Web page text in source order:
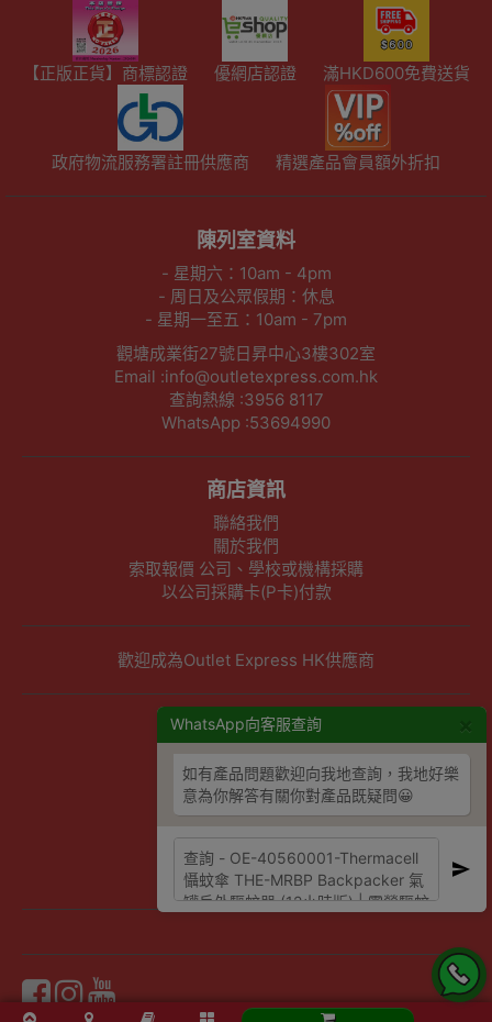
WhatsApp向客服查詢
如有產品問題歡迎向我地查詢，我地好樂
意為你解答有關你對產品既疑問😀
【正版正貨】商標認證 優網店認證 滿HKD600免費送貨
政府物流服務署註冊供應商 精選產品會員額外折扣
陳列室資料
- 星期六：10am - 4pm
- 周日及公眾假期：休息
- 星期一至五：10am - 7pm
觀塘成業街27號日昇中心3樓302室
Email :info@outletexpress.com.hk
查詢熱線 :3956 8117
WhatsApp :53694990
商店資訊
聯絡我們
關於我們
索取報價 公司、學校或機構採購
以公司採購卡(P卡)付款
歡迎成為Outlet Express HK供應商
其他資訊
隱私權及條款聲明
保養條款及更換政策
條款及細則
網站地圖